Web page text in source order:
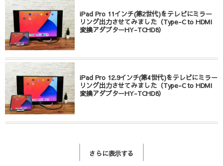
iPad Pro 11インチ(第2世代)をテレビにミラー
リング出力させてみました（Type-C to HDMI
変換アダプターHY-TCHD8）
iPad Pro 12.9インチ(第4世代)をテレビにミラー
リング出力させてみました（Type-C to HDMI
変換アダプターHY-TCHD8）
さらに表示する